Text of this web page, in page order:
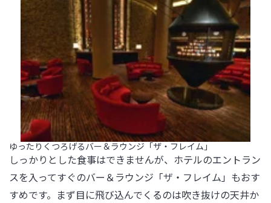
ゆったりくつろげるバー＆ラウンジ「ザ・フレイム」
しっかりとした食事はできませんが、ホテルのエントラン
スを入ってすぐのバー＆ラウンジ「ザ・フレイム」もおす
すめです。まず目に飛び込んでくるのは吹き抜けの天井か